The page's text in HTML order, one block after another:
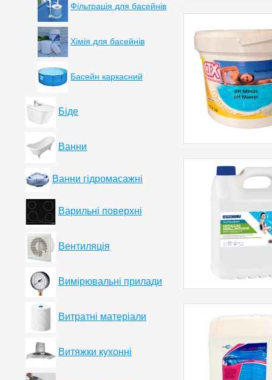
Фільтрація для басейнів
Хімія для басейнів
Басейн каркасний
Біде
Ванни
Ванни гідромасажні
Варильні поверхні
Вентиляція
Вимірювальні прилади
Витратні матеріали
Витяжки кухонні